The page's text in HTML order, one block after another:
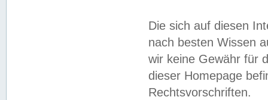
Die sich auf diesen
nach besten Wissen
wir keine Gewähr für
dieser Homepage
Rechtsvorschriften.